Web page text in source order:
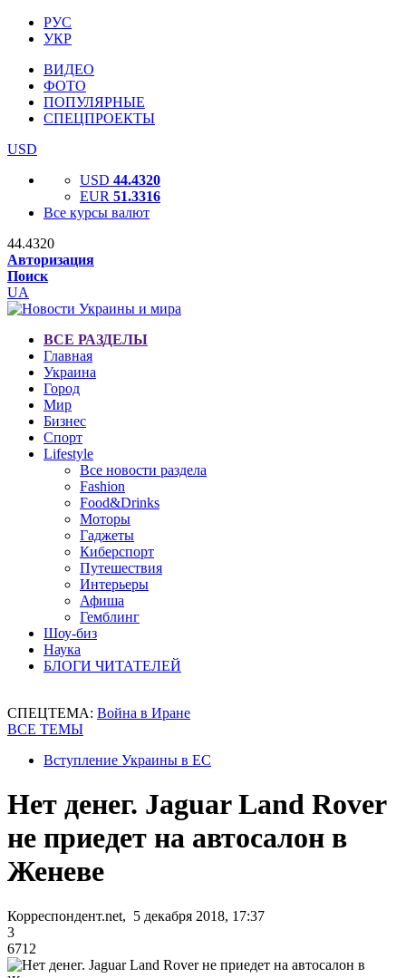
РУС
УКР
ВИДЕО
ФОТО
ПОПУЛЯРНЫЕ
СПЕЦПРОЕКТЫ
USD
USD 44.4320
EUR 51.3316
Все курсы валют
44.4320
Авторизация
Поиск
UA
ВСЕ РАЗДЕЛЫ
Главная
Украина
Город
Мир
Бизнес
Спорт
Lifestyle
Все новости раздела
Fashion
Food&Drinks
Моторы
Гаджеты
Киберспорт
Путешествия
Интерьеры
Афиша
Гемблинг
Шоу-биз
Наука
БЛОГИ ЧИТАТЕЛЕЙ
СПЕЦТЕМА: Война в Иране
ВСЕ ТЕМЫ
Вступление Украины в ЕС
Нет денег. Jaguar Land Rover
не приедет на автосалон в
Женеве
Корреспондент.net, 5 декабря 2018, 17:37
3
6712